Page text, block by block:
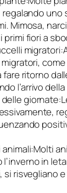
regalando
Mimosa,
fiori a
fare ritorno
l’arrivo
in
si risvegliano